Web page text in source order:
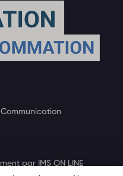
par IMS ON LINE